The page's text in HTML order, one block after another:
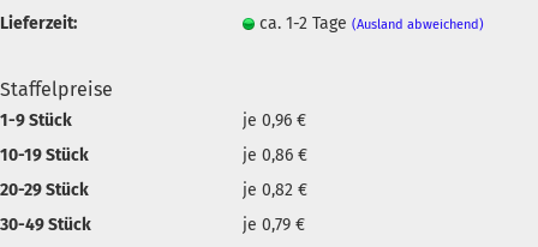
Lieferzeit:
ca. 1-2 Tage (Ausland abweichend)
Staffelpreise
1-9 Stück
je 0,96 €
10-19 Stück
je 0,86 €
20-29 Stück
je 0,82 €
30-49 Stück
je 0,79 €